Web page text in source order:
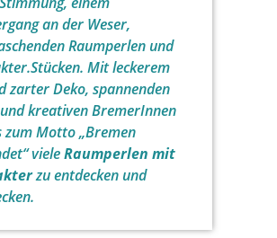
an der Weser,
Raumperlen und
Mit leckerem
zarter Deko, spannenden
kreativen BremerInnen
zum Motto „Bremen
vieleRaumperlen mit
zu entdecken und